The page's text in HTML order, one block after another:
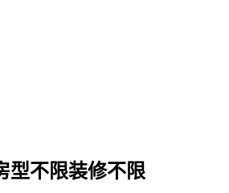
型不限装修不限